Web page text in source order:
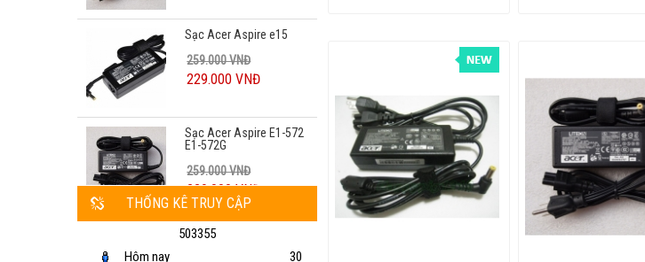
259.000 VNĐ
E1-572G
259.000 VNĐ
Sạc Acer Aspire E5 575
259.000 VNĐ
THỐNG KÊ TRUY CẬP
503355
Hôm nay
30